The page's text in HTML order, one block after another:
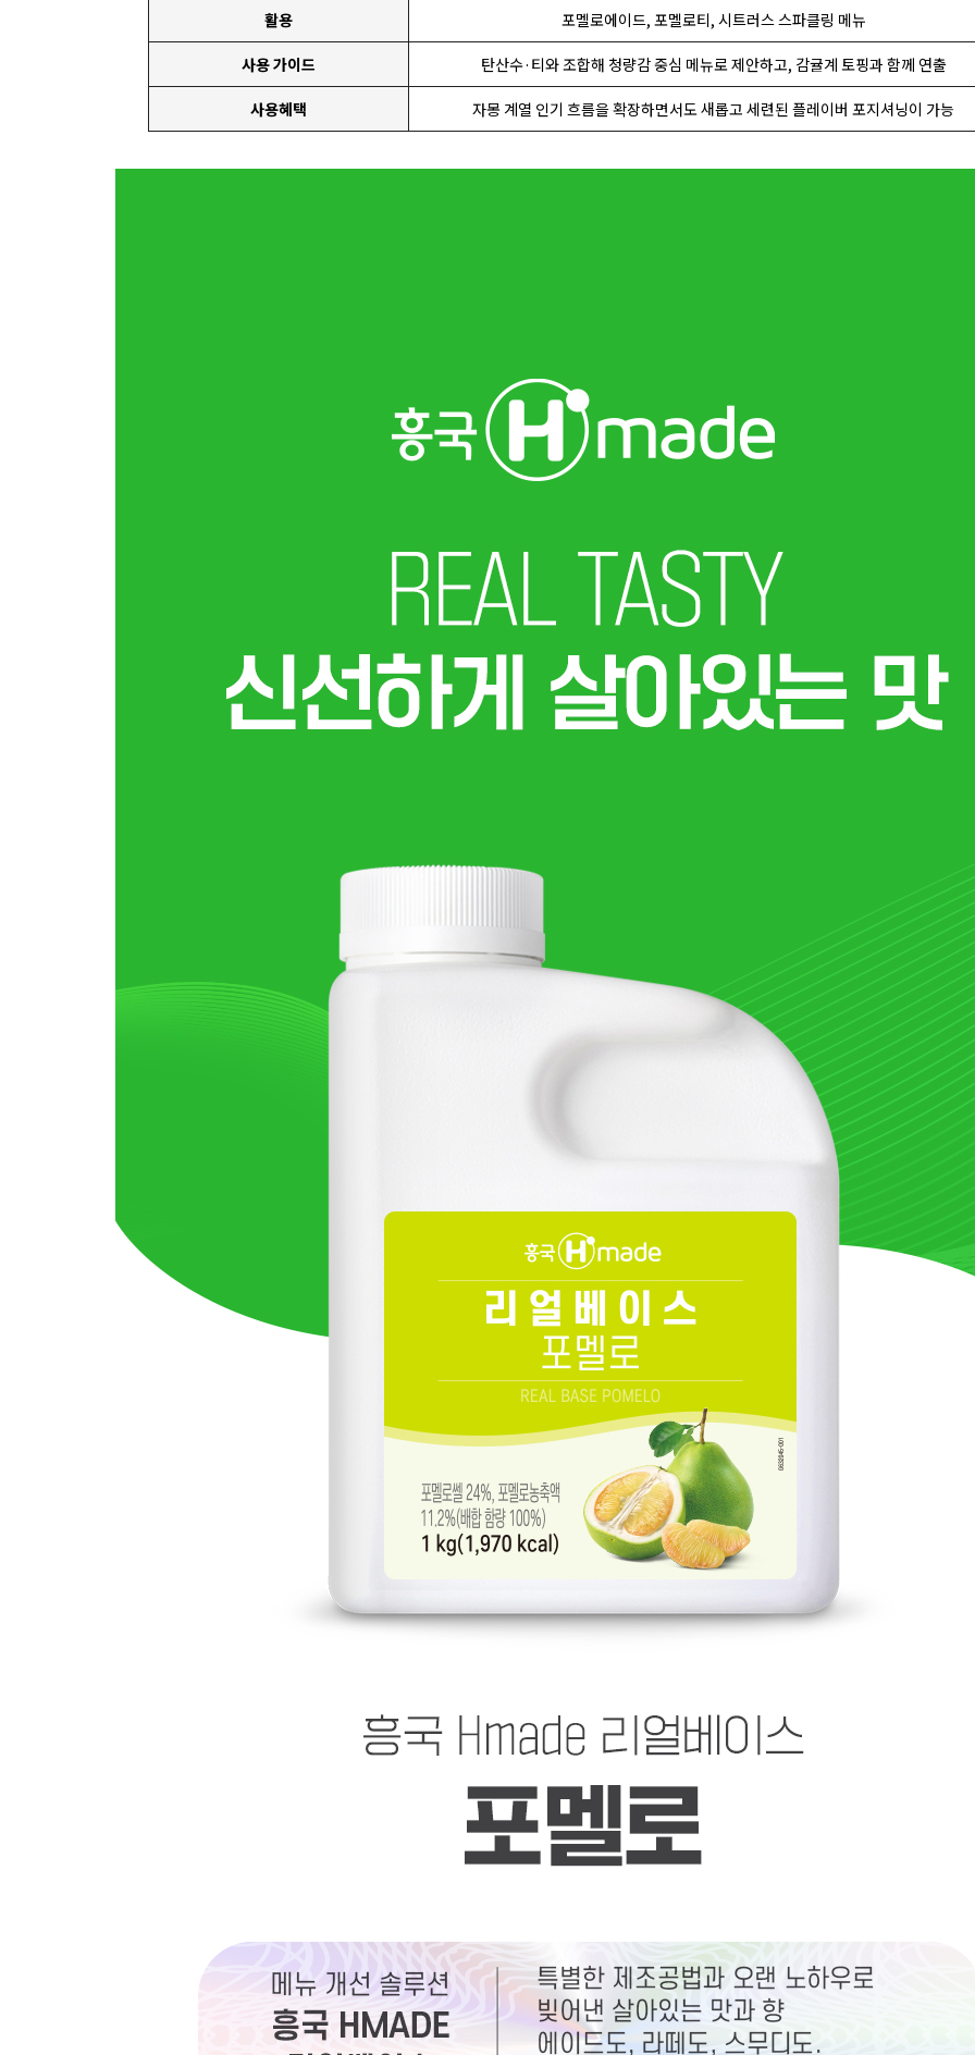
활용 포멜로에이드, 포멜로티, 시트러스 스파클링 메뉴
사용 가이드 탄산수·티와 조합해 청량감 중심 메뉴로 제안하고, 감귤계 토핑과 함께 연출
사용혜택 자몽 계열 인기 흐름을 확장하면서도 새롭고 세련된 플레이버 포지셔닝이 가능